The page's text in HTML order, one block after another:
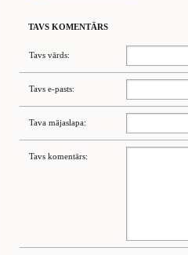
TAVS KOMENTĀRS
Tavs vārds:
Tavs e-pasts:
Tava mājaslapa:
Tavs komentārs: